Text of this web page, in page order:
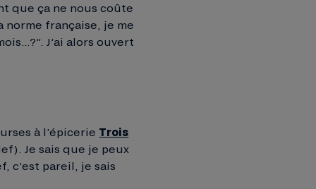
que ça ne nous coûte
norme française, je me
J’ai alors ouvert
à l’épicerie Trois
Je sais que je peux
c’est pareil, je sais